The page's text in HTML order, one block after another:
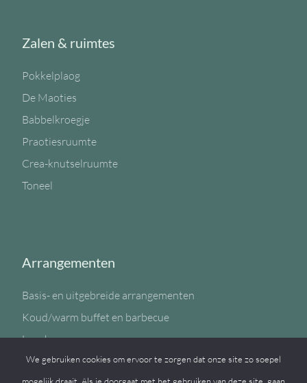
Zalen & ruimtes
Pokkelplaog
De Maoties
Babbelkroegje
Praotiesruumte
Crea-knutselruumte
Toneel
Arrangementen
Basis- en uitgebreide arrangementen
Koud/warm buffet en barbecue
Lunch
Sportzaal
We gebruiken cookies om ervoor te zorgen dat onze site zo soepel